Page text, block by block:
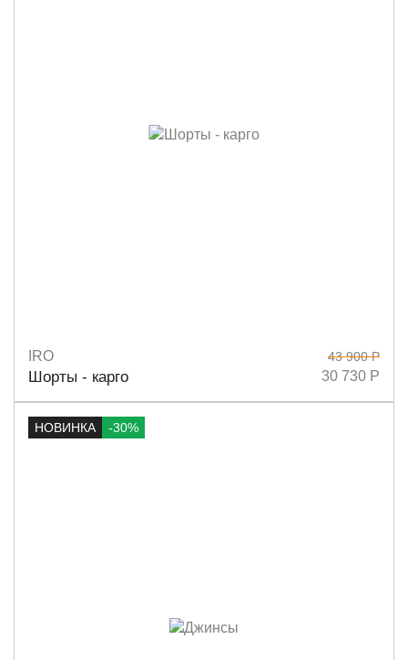
Размеры
IRO
Шорты - карго
43 900 Р
30 730 Р
НОВИНКА -30%